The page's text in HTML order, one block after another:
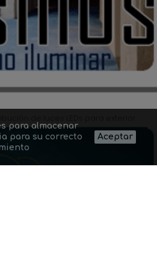
para almacenar
para su correcto
Aceptar